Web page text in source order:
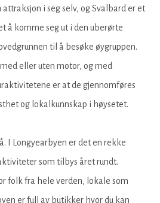
i seg selv, og Svalbard er et
å komme seg ut i den uberørte
til å besøke øygruppen.
eller uten motor, og med
er at de gjennomføres
og lokalkunnskap i høysetet.
I Longyearbyen er det en rekke
som tilbys året rundt.
folk fra hele verden, lokale som
er full av butikker hvor du kan